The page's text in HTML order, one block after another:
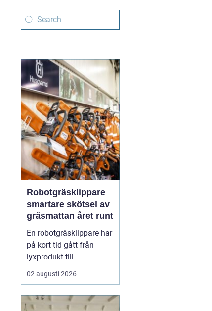
Robotgräsklippare
smartare skötsel av
gräsmattan året runt
En robotgräsklippare har
på kort tid gått från
lyxprodukt till
vardagsverktyg i många
trädgårdar. Allt fler ser
klipper gräset själv, ofta
02 augusti 2026